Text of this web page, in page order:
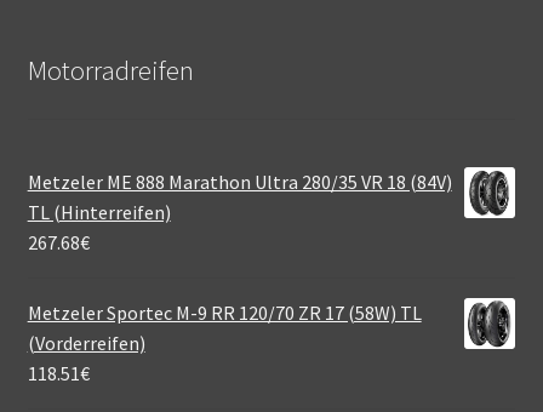
Motorradreifen
Metzeler ME 888 Marathon Ultra 280/35 VR 18 (84V)
TL (Hinterreifen)
267.68€
Metzeler Sportec M-9 RR 120/70 ZR 17 (58W) TL
(Vorderreifen)
118.51€